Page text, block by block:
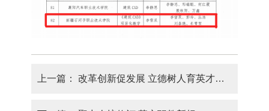
上一篇： 改革创新促发展 立德树人育英才——食品程学院（化工与环境工程学院）召开“三教”改革研讨会